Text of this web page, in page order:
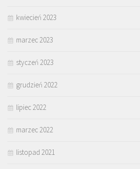
kwiecień 2023
marzec 2023
styczeń 2023
grudzień 2022
lipiec 2022
marzec 2022
listopad 2021